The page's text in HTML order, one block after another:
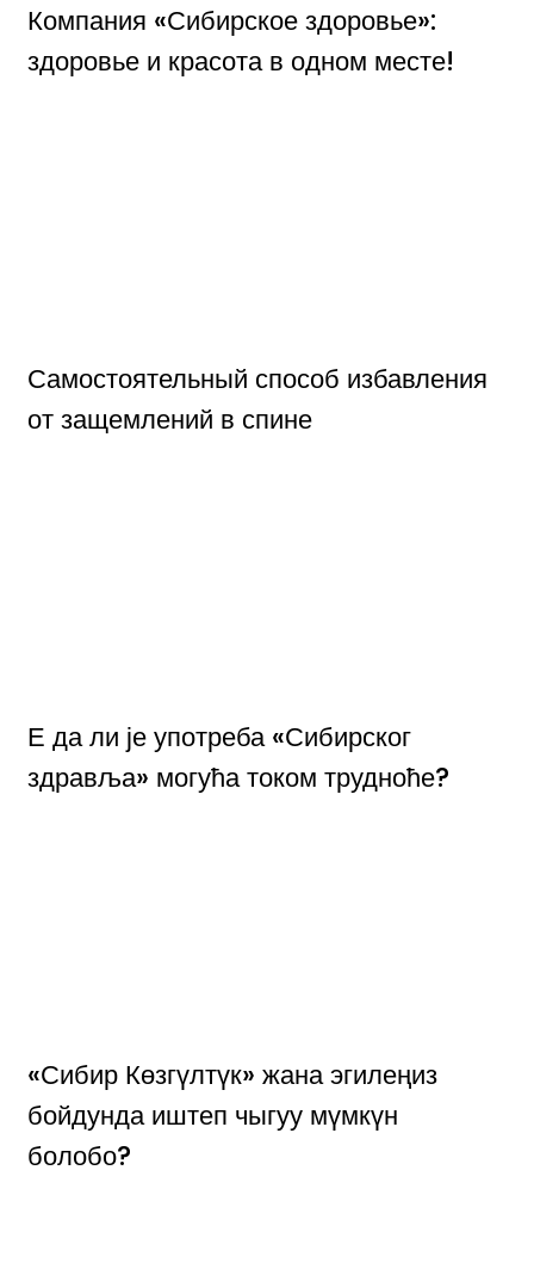
Компания «Сибирское здоровье»:
здоровье и красота в одном месте!
Самостоятельный способ избавления
от защемлений в спине
Е да ли је употреба «Сибирског
здравља» могућа током трудноће?
«Сибир Көзгүлтүк» жана эгилеңиз
бойдунда иштеп чыгуу мүмкүн
болобо?